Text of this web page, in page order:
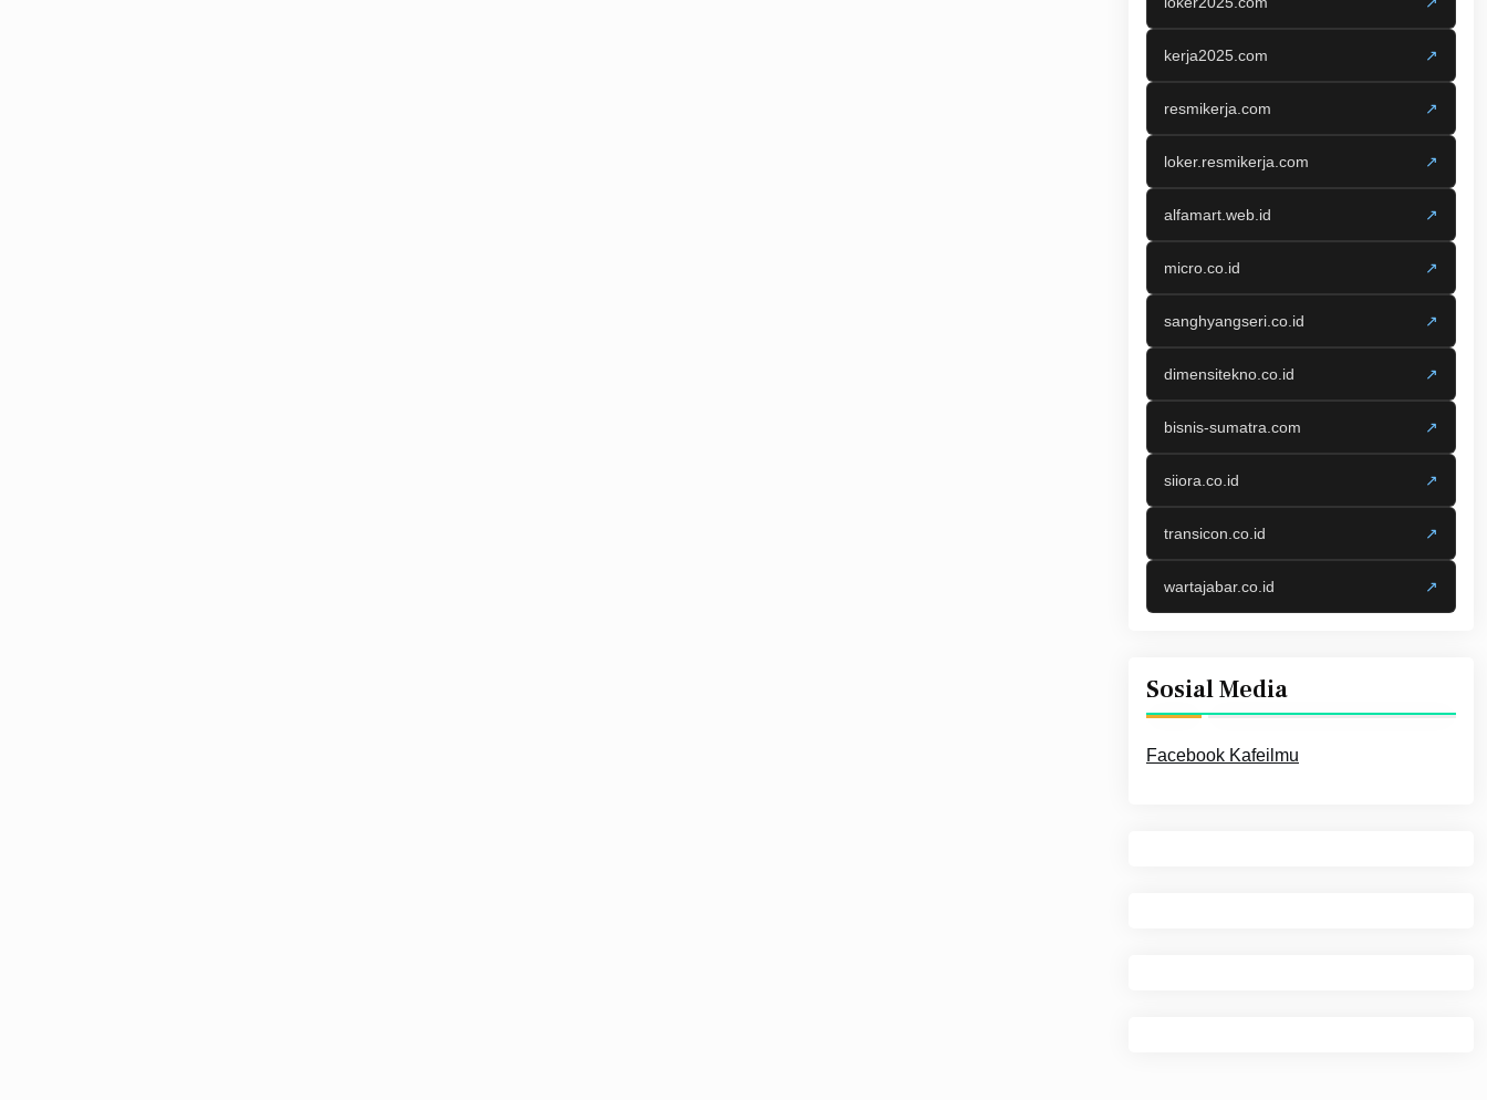
kerja2025.com ↗
resmikerja.com ↗
loker.resmikerja.com ↗
alfamart.web.id ↗
micro.co.id ↗
sanghyangseri.co.id ↗
dimensitekno.co.id ↗
bisnis-sumatra.com ↗
siiora.co.id ↗
transicon.co.id ↗
wartajabar.co.id ↗
Sosial Media
Facebook Kafeilmu